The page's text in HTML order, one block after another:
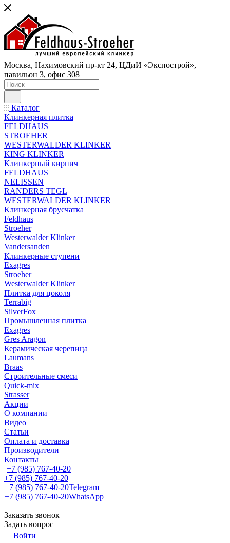
Москва, Нахимовский пр-кт 24, ЦДиИ «Экспострой»,
павильон 3, офис 308
Каталог
Клинкерная плитка
FELDHAUS
STROEHER
WESTERWALDER KLINKER
KING KLINKER
Клинкерный кирпич
FELDHAUS
NELISSEN
RANDERS TEGL
WESTERWALDER KLINKER
Клинкерная брусчатка
Feldhaus
Stroeher
Westerwalder Klinker
Vandersanden
Клинкерные ступени
Exagres
Stroeher
Westerwalder Klinker
Плитка для цоколя
Terrabig
SilverFox
Промышленная плитка
Exagres
Gres Aragon
Керамическая черепица
Laumans
Braas
Строительные смеси
Quick-mix
Strasser
Акции
О компании
Видео
Статьи
Оплата и доставка
Производители
Контакты
+7 (985) 767-40-20
+7 (985) 767-40-20
+7 (985) 767-40-20Telegram
+7 (985) 767-40-20WhatsApp
Заказать звонок
Задать вопрос
Войти